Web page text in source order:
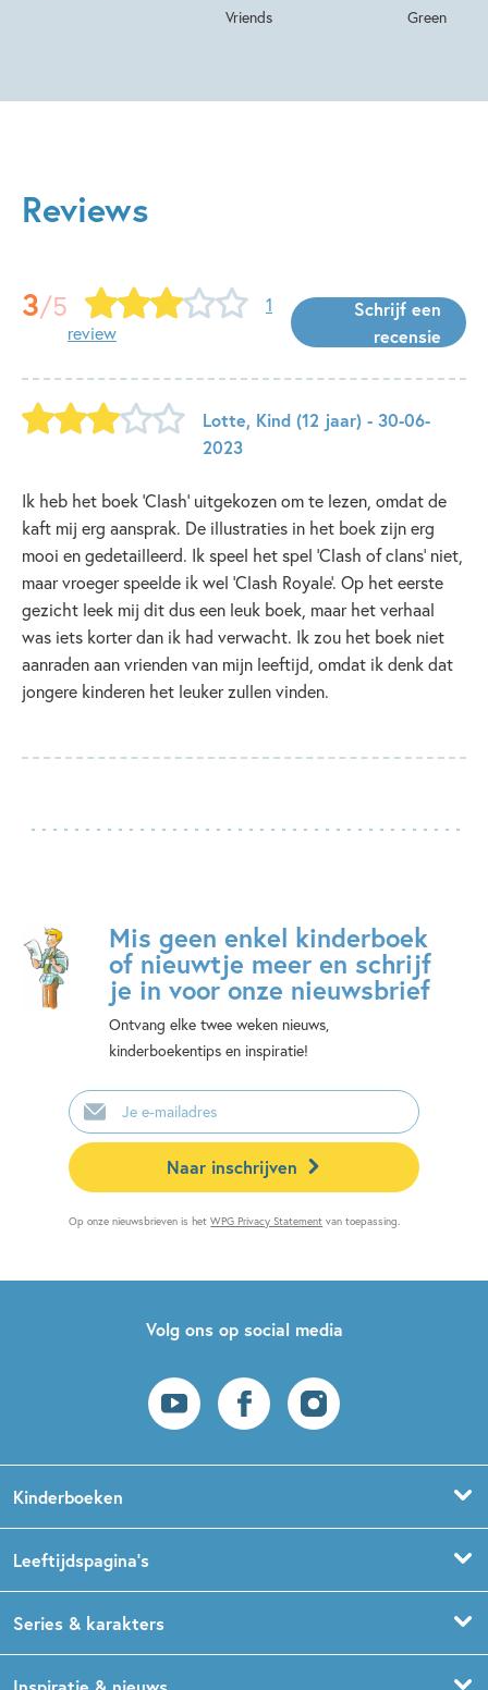
Vriends
Green
Reviews
3/5
1
review
Schrijf een
recensie
Lotte, Kind (12 jaar) - 30-06-
2023
Ik heb het boek 'Clash' uitgekozen om te lezen, omdat de
kaft mij erg aansprak. De illustraties in het boek zijn erg
mooi en gedetailleerd. Ik speel het spel 'Clash of clans' niet,
maar vroeger speelde ik wel 'Clash Royale'. Op het eerste
gezicht leek mij dit dus een leuk boek, maar het verhaal
was iets korter dan ik had verwacht. Ik zou het boek niet
aanraden aan vrienden van mijn leeftijd, omdat ik denk dat
jongere kinderen het leuker zullen vinden.
Mis geen enkel kinderboek
of nieuwtje meer en schrijf
je in voor onze nieuwsbrief
Ontvang elke twee weken nieuws,
kinderboekentips en inspiratie!
E-
mailadres
Naar inschrijven
Op onze nieuwsbrieven is hetWPG Privacy Statement van toepassing.
Volg ons op social media
Kinderboeken
Prentenboeken
Leeftijdspagina’s
Boekentips 1,5 - 3 jaar
Series & karakters